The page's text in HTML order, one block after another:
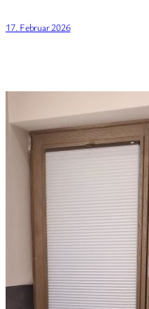
17. Februar 2026